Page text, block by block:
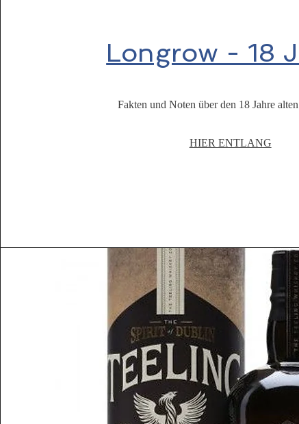
Longrow - 18
Fakten und Noten über den 18 Jahre
HIER ENTLANG